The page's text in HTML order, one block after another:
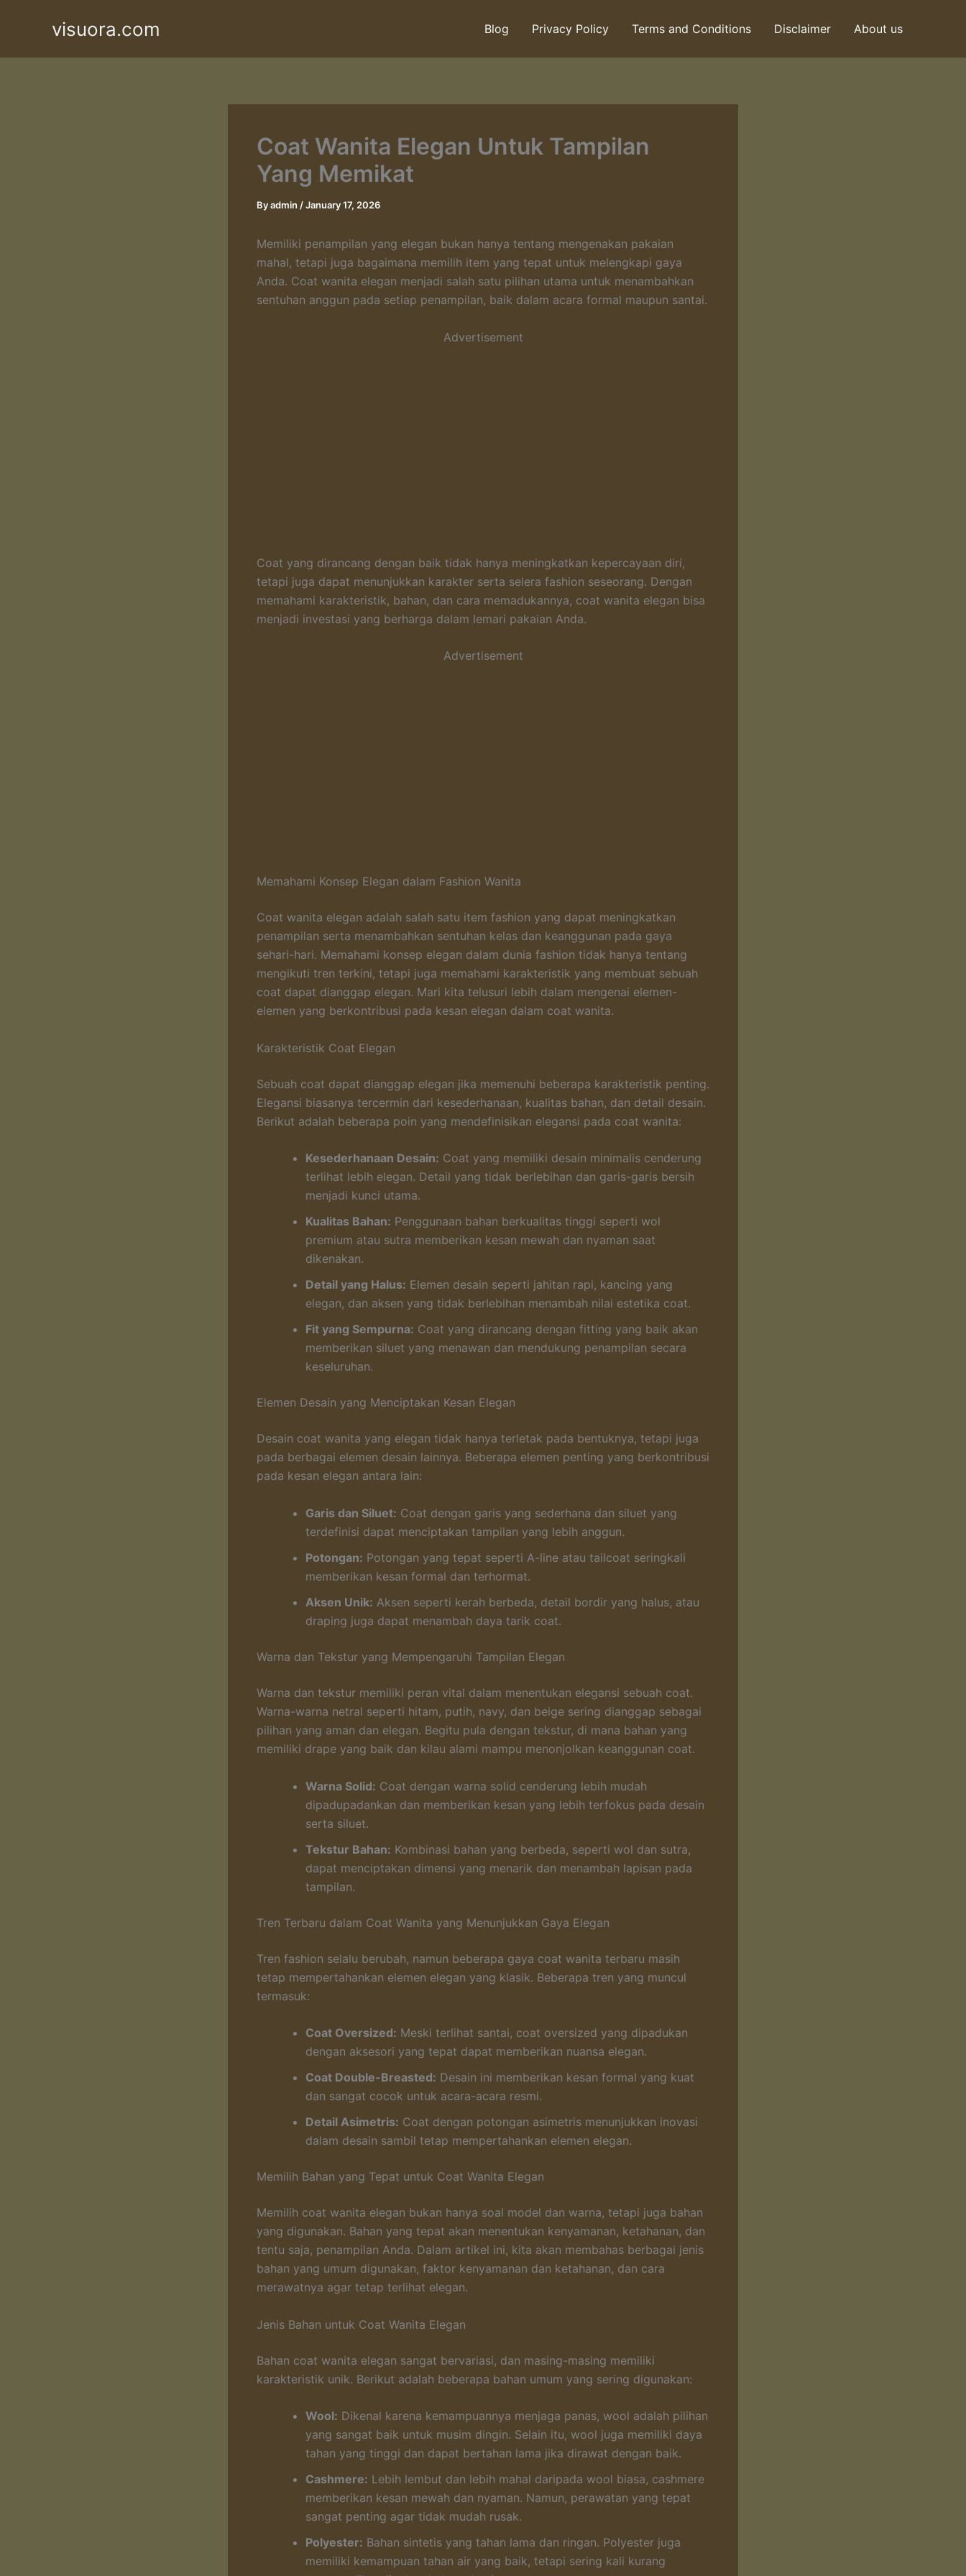
visuora.com Blog Privacy Policy Terms and Conditions Disclaimer About us
Coat Wanita Elegan Untuk Tampilan
Yang Memikat
Byadmin /January 17, 2026
Memiliki penampilan yang elegan bukan hanya tentang mengenakan pakaian
mahal, tetapi juga bagaimana memilih item yang tepat untuk melengkapi gaya
Anda. Coat wanita elegan menjadi salah satu pilihan utama untuk menambahkan
sentuhan anggun pada setiap penampilan, baik dalam acara formal maupun santai.
Advertisement
Coat yang dirancang dengan baik tidak hanya meningkatkan kepercayaan diri,
tetapi juga dapat menunjukkan karakter serta selera fashion seseorang. Dengan
memahami karakteristik, bahan, dan cara memadukannya, coat wanita elegan bisa
menjadi investasi yang berharga dalam lemari pakaian Anda.
Advertisement
Memahami Konsep Elegan dalam Fashion Wanita
Coat wanita elegan adalah salah satu item fashion yang dapat meningkatkan
penampilan serta menambahkan sentuhan kelas dan keanggunan pada gaya
sehari-hari. Memahami konsep elegan dalam dunia fashion tidak hanya tentang
mengikuti tren terkini, tetapi juga memahami karakteristik yang membuat sebuah
coat dapat dianggap elegan. Mari kita telusuri lebih dalam mengenai elemen-
elemen yang berkontribusi pada kesan elegan dalam coat wanita.
Karakteristik Coat Elegan
Sebuah coat dapat dianggap elegan jika memenuhi beberapa karakteristik penting.
Elegansi biasanya tercermin dari kesederhanaan, kualitas bahan, dan detail desain.
Berikut adalah beberapa poin yang mendefinisikan elegansi pada coat wanita:
Kesederhanaan Desain: Coat yang memiliki desain minimalis cenderung
terlihat lebih elegan. Detail yang tidak berlebihan dan garis-garis bersih
menjadi kunci utama.
Kualitas Bahan: Penggunaan bahan berkualitas tinggi seperti wol
premium atau sutra memberikan kesan mewah dan nyaman saat
dikenakan.
Detail yang Halus: Elemen desain seperti jahitan rapi, kancing yang
elegan, dan aksen yang tidak berlebihan menambah nilai estetika coat.
Fit yang Sempurna: Coat yang dirancang dengan fitting yang baik akan
memberikan siluet yang menawan dan mendukung penampilan secara
keseluruhan.
Elemen Desain yang Menciptakan Kesan Elegan
Desain coat wanita yang elegan tidak hanya terletak pada bentuknya, tetapi juga
pada berbagai elemen desain lainnya. Beberapa elemen penting yang berkontribusi
pada kesan elegan antara lain:
Garis dan Siluet: Coat dengan garis yang sederhana dan siluet yang
terdefinisi dapat menciptakan tampilan yang lebih anggun.
Potongan: Potongan yang tepat seperti A-line atau tailcoat seringkali
memberikan kesan formal dan terhormat.
Aksen Unik: Aksen seperti kerah berbeda, detail bordir yang halus, atau
draping juga dapat menambah daya tarik coat.
Warna dan Tekstur yang Mempengaruhi Tampilan Elegan
Warna dan tekstur memiliki peran vital dalam menentukan elegansi sebuah coat.
Warna-warna netral seperti hitam, putih, navy, dan beige sering dianggap sebagai
pilihan yang aman dan elegan. Begitu pula dengan tekstur, di mana bahan yang
memiliki drape yang baik dan kilau alami mampu menonjolkan keanggunan coat.
Warna Solid: Coat dengan warna solid cenderung lebih mudah
dipadupadankan dan memberikan kesan yang lebih terfokus pada desain
serta siluet.
Tekstur Bahan: Kombinasi bahan yang berbeda, seperti wol dan sutra,
dapat menciptakan dimensi yang menarik dan menambah lapisan pada
tampilan.
Tren Terbaru dalam Coat Wanita yang Menunjukkan Gaya Elegan
Tren fashion selalu berubah, namun beberapa gaya coat wanita terbaru masih
tetap mempertahankan elemen elegan yang klasik. Beberapa tren yang muncul
termasuk:
Coat Oversized: Meski terlihat santai, coat oversized yang dipadukan
dengan aksesori yang tepat dapat memberikan nuansa elegan.
Coat Double-Breasted: Desain ini memberikan kesan formal yang kuat
dan sangat cocok untuk acara-acara resmi.
Detail Asimetris: Coat dengan potongan asimetris menunjukkan inovasi
dalam desain sambil tetap mempertahankan elemen elegan.
Memilih Bahan yang Tepat untuk Coat Wanita Elegan
Memilih coat wanita elegan bukan hanya soal model dan warna, tetapi juga bahan
yang digunakan. Bahan yang tepat akan menentukan kenyamanan, ketahanan, dan
tentu saja, penampilan Anda. Dalam artikel ini, kita akan membahas berbagai jenis
bahan yang umum digunakan, faktor kenyamanan dan ketahanan, dan cara
merawatnya agar tetap terlihat elegan.
Jenis Bahan untuk Coat Wanita Elegan
Bahan coat wanita elegan sangat bervariasi, dan masing-masing memiliki
karakteristik unik. Berikut adalah beberapa bahan umum yang sering digunakan:
Wool: Dikenal karena kemampuannya menjaga panas, wool adalah pilihan
yang sangat baik untuk musim dingin. Selain itu, wool juga memiliki daya
tahan yang tinggi dan dapat bertahan lama jika dirawat dengan baik.
Cashmere: Lebih lembut dan lebih mahal daripada wool biasa, cashmere
memberikan kesan mewah dan nyaman. Namun, perawatan yang tepat
sangat penting agar tidak mudah rusak.
Polyester: Bahan sintetis yang tahan lama dan ringan. Polyester juga
memiliki kemampuan tahan air yang baik, tetapi sering kali kurang